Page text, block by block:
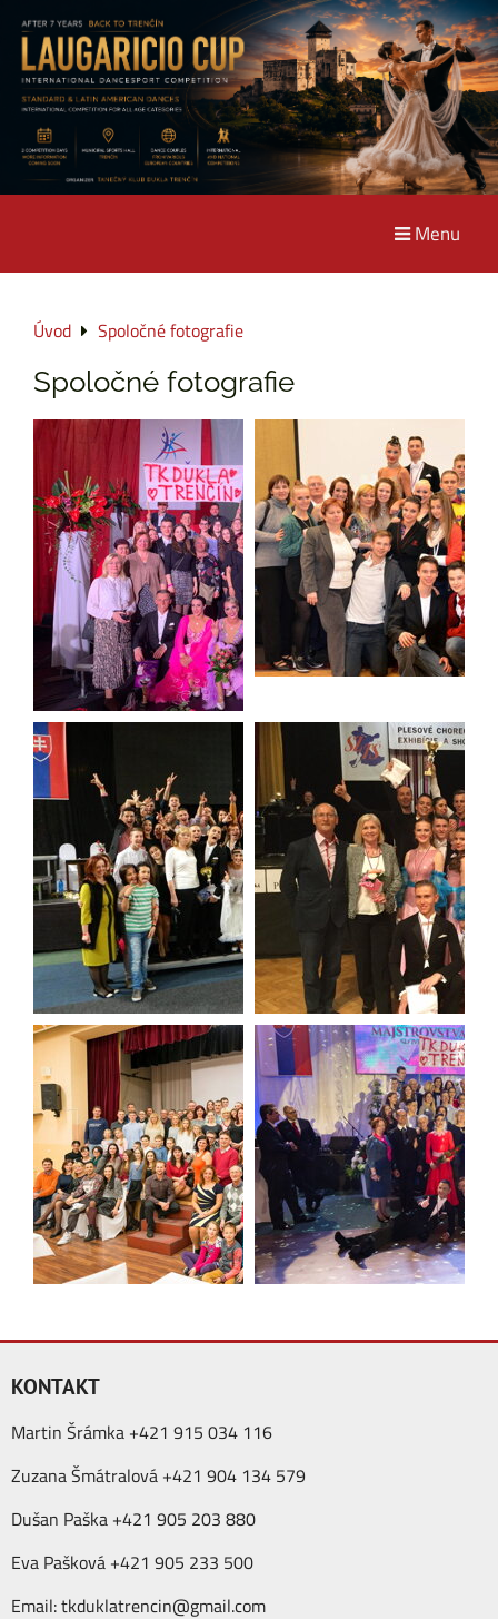
Menu
Úvod Spoločné fotografie
Spoločné fotografie
KONTAKT
Martin Šrámka +421 915 034 116
Zuzana Šmátralová +421 904 134 579
Dušan Paška +421 905 203 880
Eva Pašková +421 905 233 500
Email:tkduklatrencin@gmail.com